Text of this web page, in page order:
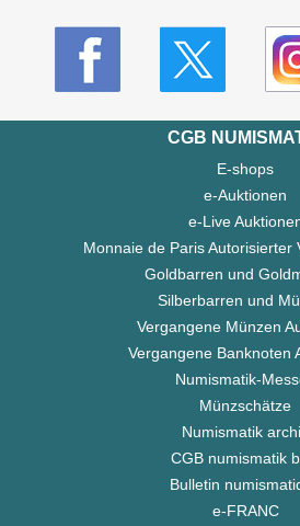
CGB
E-shops
e-Auktionen
e-Live
Monnaie de Paris Autorisierter
Goldbarren und
Silberbarren und
Vergangene Münzen
Vergangene Banknoten
Numismatik-
Münzschätze
Numismatik
CGB numismatik
Bulletin
e-FRANC